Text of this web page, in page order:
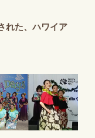
れた、ハワイア